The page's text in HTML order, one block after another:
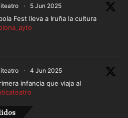
· 5 Jun 2025
Fest lleva a Iruña la cultura
· 4 Jun 2025
infancia que viaja al